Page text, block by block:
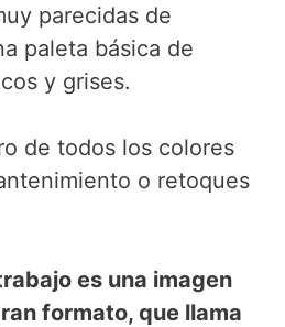
parecidas de
paleta básica de
y grises.
de todos los colores
o retoques
es una imagen
formato, que llama